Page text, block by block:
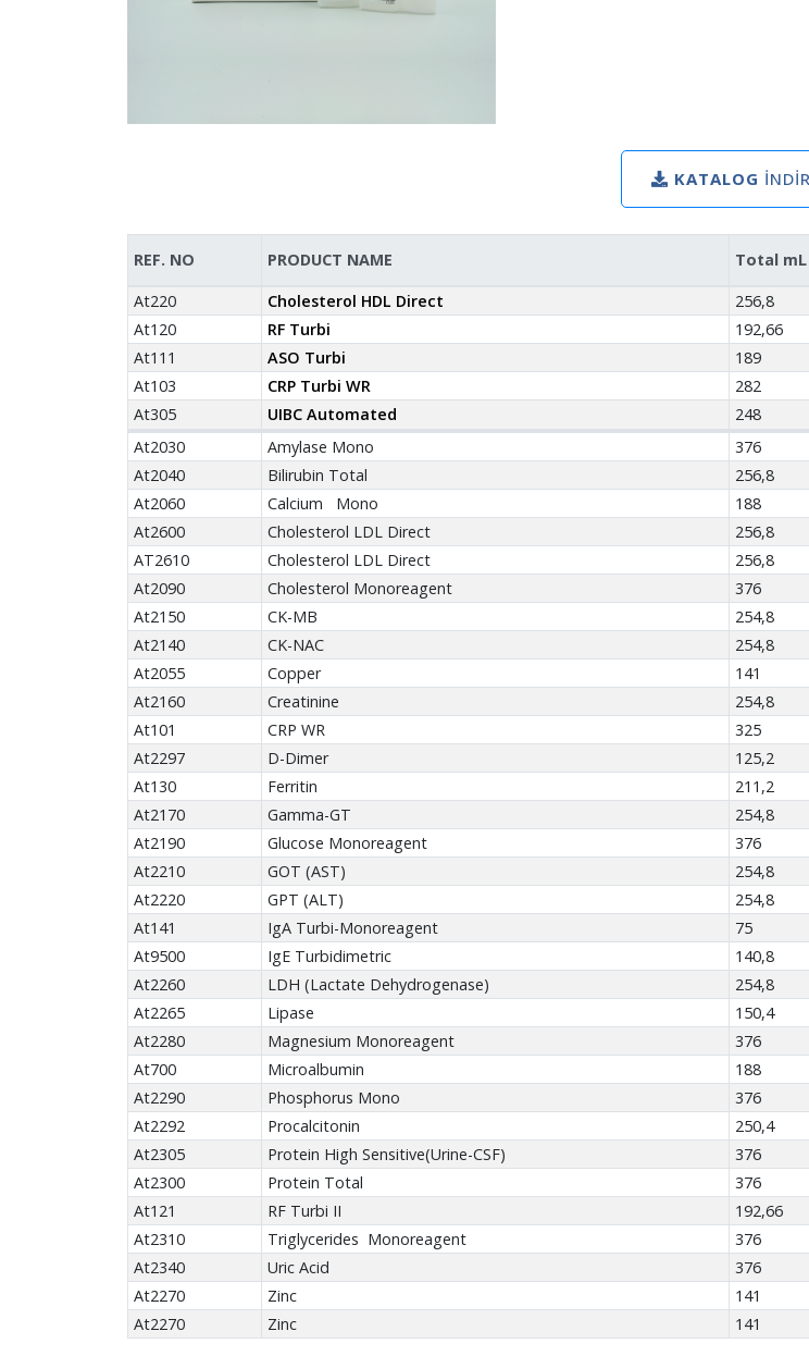
KATALOG İNDIR
REF. NO PRODUCT NAME Total mL
At220
Cholesterol HDL Direct 256,8
At120 RF Turbi 192,66
At111
ASO Turbi 189
At103
CRP Turbi WR 282
At305
UIBC Automated 248
At2030
Amylase Mono 376
At2040
Bilirubin Total 256,8
At2060
Calcium Mono 188
At2600
Cholesterol LDL Direct 256,8
AT2610
Cholesterol LDL Direct 256,8
At2090
Cholesterol Monoreagent 376
At2150
CK-MB 254,8
At2140
CK-NAC 254,8
At2055
Copper 141
At2160
Creatinine 254,8
At101
CRP WR 325
At2297
D-Dimer 125,2
At130
Ferritin 211,2
At2170
Gamma-GT 254,8
At2190
Glucose Monoreagent 376
At2210
GOT (AST) 254,8
At2220
GPT (ALT) 254,8
At141
IgA Turbi-Monoreagent 75
At9500
IgE Turbidimetric 140,8
At2260
LDH (Lactate Dehydrogenase) 254,8
At2265
Lipase 150,4
At2280
Magnesium Monoreagent 376
At700
Microalbumin 188
At2290
Phosphorus Mono 376
At2292
Procalcitonin 250,4
At2305
Protein High Sensitive(Urine-CSF) 376
At2300
Protein Total 376
At121
RF Turbi II 192,66
At2310
Triglycerides Monoreagent 376
At2340
Uric Acid 376
At2270
Zinc 141
At2270
Zinc 141